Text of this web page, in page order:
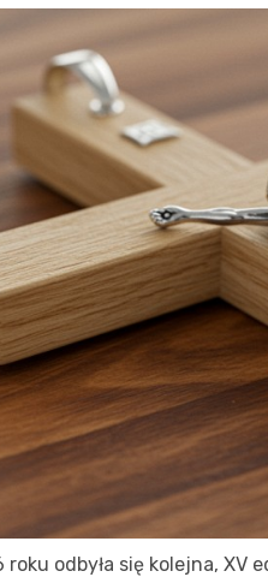
roku odbyła się kolejna, XV